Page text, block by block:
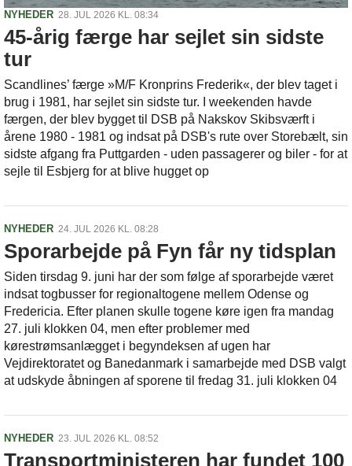
NYHEDER 28. JUL 2026 KL. 08:34
45-årig færge har sejlet sin sidste
tur
Scandlines’ færge »M/F Kronprins Frederik«, der blev taget i
brug i 1981, har sejlet sin sidste tur. I weekenden havde
færgen, der blev bygget til DSB på Nakskov Skibsværft i
årene 1980 - 1981 og indsat på DSB's rute over Storebælt, sin
sidste afgang fra Puttgarden - uden passagerer og biler - for at
sejle til Esbjerg for at blive hugget op
NYHEDER 24. JUL 2026 KL. 08:28
Sporarbejde på Fyn får ny tidsplan
Siden tirsdag 9. juni har der som følge af sporarbejde været
indsat togbusser for regionaltogene mellem Odense og
Fredericia. Efter planen skulle togene køre igen fra mandag
27. juli klokken 04, men efter problemer med
kørestrømsanlægget i begyndeksen af ugen har
Vejdirektoratet og Banedanmark i samarbejde med DSB valgt
at udskyde åbningen af sporene til fredag 31. juli klokken 04
NYHEDER 23. JUL 2026 KL. 08:52
Transportministeren har fundet 100